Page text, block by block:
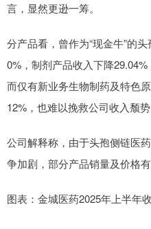
言，显然更逊一筹。
分产品看，曾作为“现金牛”的
0%，制剂产品收入下降29.04%
而仅有新业务生物制药及特色
12%，也难以挽救公司收入颓势
公司解释称，由于头孢侧链医
争加剧，部分产品销量及价格有
图表：金城医药2025年上半年